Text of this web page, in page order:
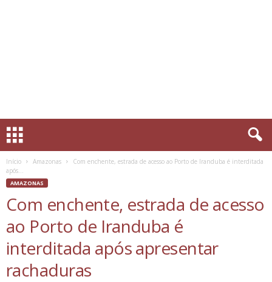
Início Amazonas
Com enchente, estrada de acesso ao Porto de Iranduba é interditada
após...
AMAZONAS
Com enchente, estrada de acesso
ao Porto de Iranduba é
interditada após apresentar
rachaduras